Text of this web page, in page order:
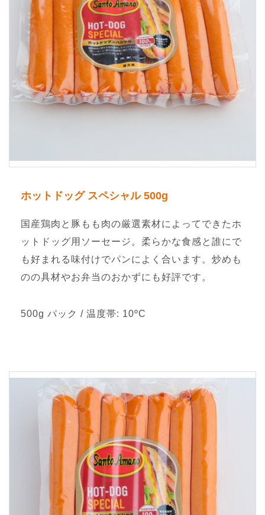
ホットドッグ スペシャル 500g
国産鶏肉と豚もも肉の厳選素材によってできたホ
ットドッグ用ソーセージ。柔らかな食感と誰にで
も好まれる味付けでパンによく合います。炒めも
のの具材やお弁当のおかずにも好評です。
500g パック / 温度帯: 10ºC